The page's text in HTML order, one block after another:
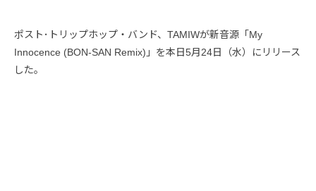
ポスト･トリップホップ・バンド、TAMIWが新音源「My
Innocence (BON-SAN Remix)」を本日5月24日（水）にリリース
した。